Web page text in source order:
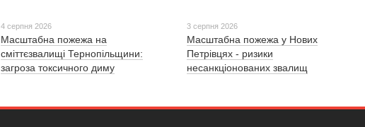
4 серпня 2026
Масштабна пожежа на
сміттєзвалищі Тернопільщини:
загроза токсичного диму
3 серпня 2026
Масштабна пожежа у Нових
Петрівцях - ризики
несанкціонованих звалищ